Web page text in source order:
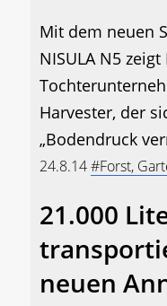
Mit dem neuen
NISULA N5 zeigt
Harvester, der
„Bodendruck
24.8.14#Forst,
21.000
neuen